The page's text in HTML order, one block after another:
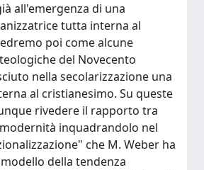
all'emergenza di una
tutta interna al
poi come alcune
del Novecento
nella secolarizzazione una
al cristianesimo. Su queste
rivedere il rapporto tra
inquadrandolo nel
che M. Weber ha
della tendenza